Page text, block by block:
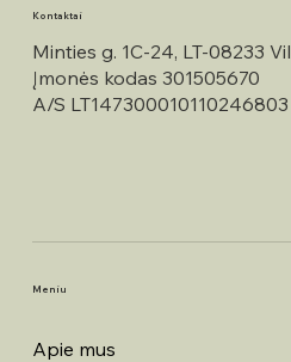
Kontaktai
Minties g. 1C-24, LT-08233
Įmonės kodas 301505670
A/S LT147300010110246803
Meniu
Apie mus